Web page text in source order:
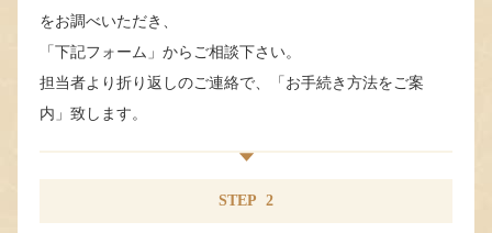
をお調べいただき、
「下記フォーム」からご相談下さい。
担当者より折り返しのご連絡で、「お手続き方法をご案
内」致します。
STEP 2